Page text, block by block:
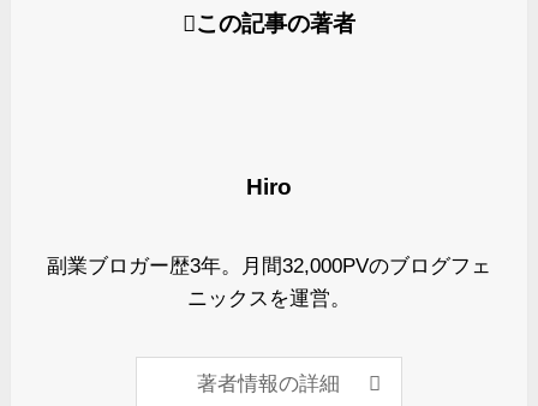
この記事の著者
Hiro
副業ブロガー歴3年。月間32,000PVのブログフェ
ニックスを運営。
著者情報の詳細